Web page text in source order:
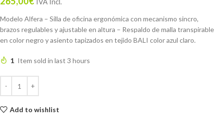
IVA Incl.
Modelo Alfera – Silla de oficina ergonómica con mecanismo sincro,
brazos regulables y ajustable en altura – Respaldo de malla transpirable
en color negro y asiento tapizados en tejido BALI color azul claro.
1 Item sold in last 3 hours
Add to wishlist